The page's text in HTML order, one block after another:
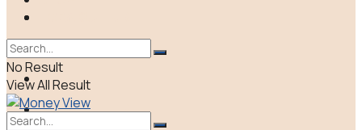
ΕΛΛΑΔΑ
ΑΠΟΨΕΙΣ
LIFE & CULTURE
No Result
View All Result